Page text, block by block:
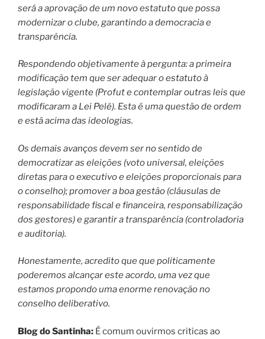
será a aprovação de um novo estatuto que possa
modernizar o clube, garantindo a democracia e
transparência.
Respondendo objetivamente à pergunta: a primeira
modificação tem que ser adequar o estatuto à
legislação vigente (Profut e contemplar outras leis que
modificaram a Lei Pelé). Esta é uma questão de ordem
e está acima das ideologias.
Os demais avanços devem ser no sentido de
democratizar as eleições (voto universal, eleições
diretas para o executivo e eleições proporcionais para
o conselho); promover a boa gestão (cláusulas de
responsabilidade fiscal e financeira, responsabilização
dos gestores) e garantir a transparência (controladoria
e auditoria).
Honestamente, acredito que que politicamente
poderemos alcançar este acordo, uma vez que
estamos propondo uma enorme renovação no
conselho deliberativo.
Blog do Santinha: É comum ouvirmos criticas ao